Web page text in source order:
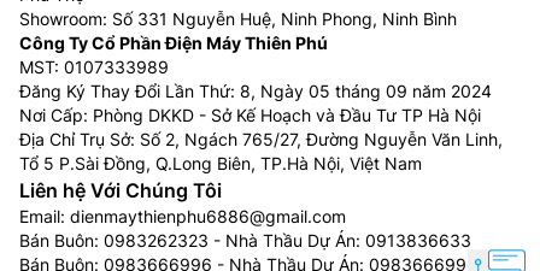
Showroom: Số 331 Nguyễn Huệ, Ninh Phong, Ninh Bình
Công Ty Cổ Phần Điện Máy Thiên Phú
MST: 0107333989
Đăng Ký Thay Đổi Lần Thứ: 8, Ngày 05 tháng 09 năm 2024
Nơi Cấp: Phòng DKKD - Sở Kế Hoạch và Đầu Tư TP Hà Nội
Địa Chỉ Trụ Sở: Số 2, Ngách 765/27, Đường Nguyễn Văn Linh,
Tổ 5 P.Sài Đồng, Q.Long Biên, TP.Hà Nội, Việt Nam
Liên hệ Với Chúng Tôi
Email: dienmaythienphu6886@gmail.com
Bán Buôn: 0983262323 - Nhà Thầu Dự Án: 0913836633
Bán Buôn: 0983666996 - Nhà Thầu Dự Án: 0983666996